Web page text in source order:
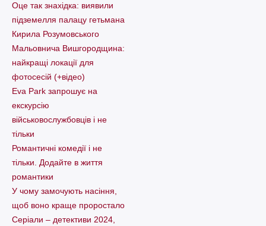
Оце так знахідка: виявили
підземелля палацу гетьмана
Кирила Розумовського
Мальовнича Вишгородщина:
найкращі локації для
фотосесій (+відео)
Eva Park запрошує на
екскурсію
військовослужбовців і не
тільки
Романтичні комедії і не
тільки. Додайте в життя
романтики
У чому замочують насіння,
щоб воно краще проростало
Серіали – детективи 2024,